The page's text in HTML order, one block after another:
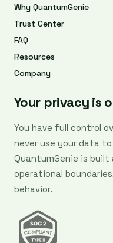
Why QuantumGenie
Trust Center
FAQ
Resources
Company
Your privacy is
You have full control
never use your data
QuantumGenie is
operational
behavior.